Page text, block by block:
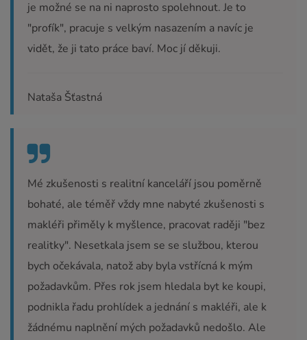
je možné se na ni naprosto spolehnout. Je to
"profík", pracuje s velkým nasazením a navíc je
vidět, že ji tato práce baví. Moc jí děkuji.
Nataša Šťastná
Mé zkušenosti s realitní kanceláří jsou poměrně
bohaté, ale téměř vždy mne nabyté zkušenosti s
makléři přiměly k myšlence, pracovat raději "bez
realitky". Nesetkala jsem se se službou, kterou
bych očekávala, natož aby byla vstřícná k mým
požadavkům. Přes rok jsem hledala byt ke koupi,
podnikla řadu prohlídek a jednání s makléři, ale k
žádnému naplnění mých požadavků nedošlo. Ale